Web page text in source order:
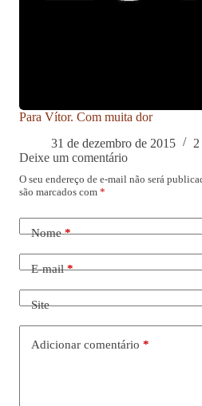
Para Vítor. Com muita dor
31 de dezembro de 2015
Deixe um comentário
O seu endereço de e-mail não será
são marcados com *
Nome*
E-mail*
Site
Adicionar comentário *